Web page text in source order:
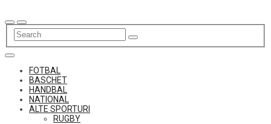
to
content
FOTBAL
BASCHET
HANDBAL
NATIONAL
ALTE SPORTURI
RUGBY